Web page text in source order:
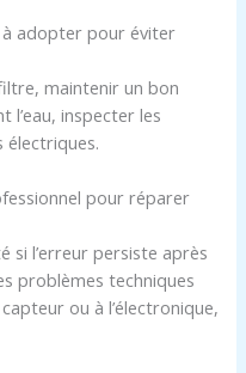
à adopter pour éviter
maintenir un bon
l’eau, inspecter les
pour réparer
si l’erreur persiste après
problèmes techniques
ou à l’électronique,